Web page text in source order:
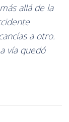
allá de la
a otro.
vía quedó